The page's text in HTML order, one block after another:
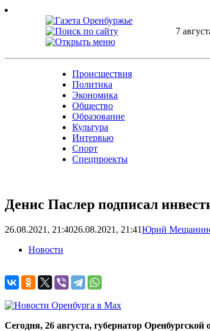
Skip
7
Происшествия
Политика
Экономика
Общество
Образование
Культура
Интервью
Спорт
Спецпроекты
Денис Паслер подписал
26.08.2021, 21:4026.08.2021, 21:41Юрий
Новости
Сегодня, 26 августа, губернатор